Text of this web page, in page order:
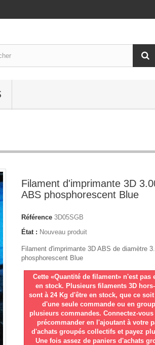
Filament d'imprimante 3D
ABS phosphorescent Blue
Référence 3D05SGB
État : Nouveau produit
Filament d'imprimante 3D ABS de diamètre
phosphorescent Blue
Cette «Quantité de filament» n'est pas
en stock. Plusieurs filaments 3D
sont à 24 Kg d'être en stock, que ce
d'une seule commande ou en
plusieurs commandes. Connectez-
précommander en l'ajoutant à votre
d'achats groupés collectifs et payez
Une fois assez de paniers d'achats